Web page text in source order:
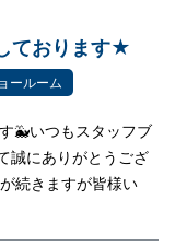
ております★
ールーム
🐳いつもスタッフブ
誠にありがとうござ
続きますが皆様い